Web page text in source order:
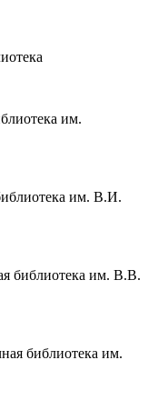
им.
им. В.И.
библиотека им. В.В.
библиотека им.